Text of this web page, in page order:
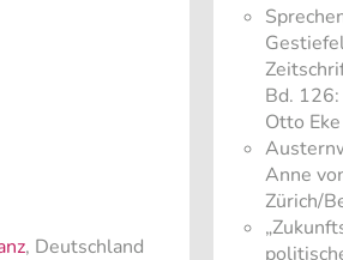
, Deutschland
Bd. 126:
Otto
Anne
Zürich/